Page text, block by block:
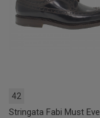
42
Stringata Fabi Must Eve